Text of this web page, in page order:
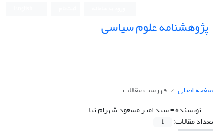
پژوهشنامه علوم سیاسی
صفحه اصلی
فهرست مقالات
نویسنده =سید امیر مسعود شهرام نیا
تعداد مقالات:
1